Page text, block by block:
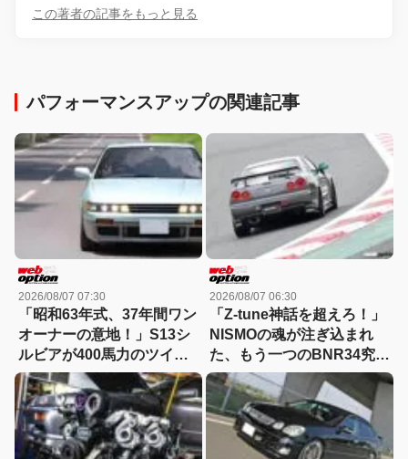
この著者の記事をもっと見る
パフォーマンスアップの関連記事
2026/08/07 07:30
「昭和63年式、37年間ワン
オーナーの意地！」S13シ
ルビアが400馬力のツイン
チャージ仕様で覚醒
2026/08/07 06:30
「Z-tune神話を超えろ！」
NISMOの魂が注ぎ込まれ
た、もう一つのBNR34究極
仕様に迫る